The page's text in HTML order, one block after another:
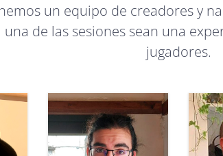
un equipo de creadores y
de las sesiones sean una
jugadores.